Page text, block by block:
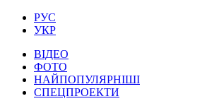
РУС
УКР
ВІДЕО
ФОТО
НАЙПОПУЛЯРНІШІ
СПЕЦПРОЕКТИ